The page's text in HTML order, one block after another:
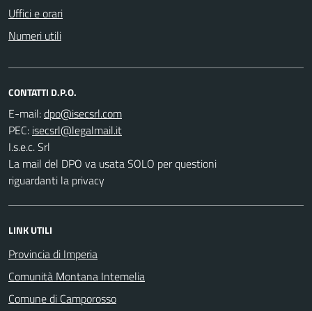
Uffici e orari
Numeri utili
CONTATTI D.P.O.
E-mail:
PEC:
I.s.e.c. Srl
La mail del DPO va usata SOLO per questioni
riguardanti la privacy
LINK UTILI
Provincia di Imperia
Comunità Montana Intemelia
Comune di Camporosso